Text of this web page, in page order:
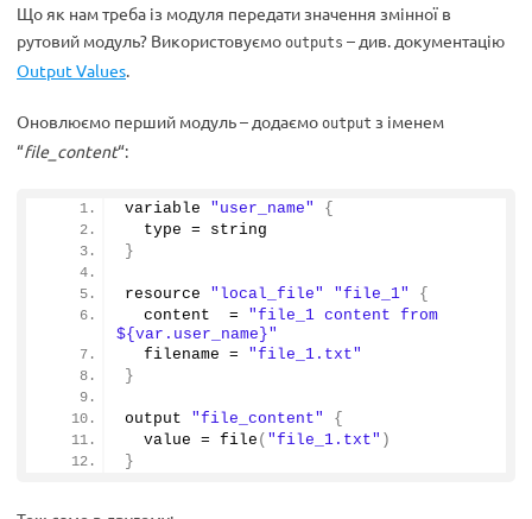
Що як нам треба із модуля передати значення змінної в
рутовий модуль? Використовуємо outputs – див. документацію
Output Values.
Оновлюємо перший модуль – додаємо output з іменем
“file_content“:
variable "user_name"
{
  type = string
}
resource "local_file" "file_1"
{
  content  =
"file_1 content from
${var.user_name}"
  filename =
"file_1.txt"
}
output "file_content"
{
  value =
file ( "file_1.txt" )
}